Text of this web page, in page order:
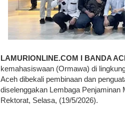
LAMURIONLINE.COM I BANDA
kemahasiswaan (Ormawa) di
Aceh dibekali pembinaan dan
diselenggakan Lembaga Penjaminan
Rektorat, Selasa, (19/5/2026).